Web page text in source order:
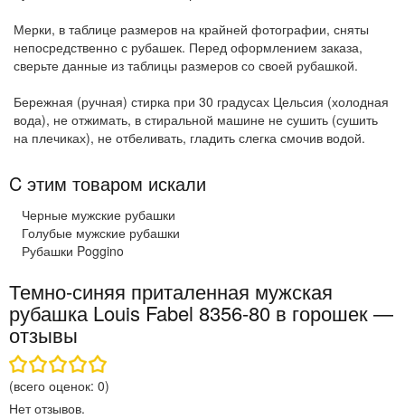
Мерки, в таблице размеров на крайней фотографии, сняты
непосредственно с рубашек. Перед оформлением заказа,
сверьте данные из таблицы размеров со своей рубашкой.
Бережная (ручная) стирка при 30 градусах Цельсия (холодная
вода), не отжимать, в стиральной машине не сушить (сушить
на плечиках), не отбеливать, гладить слегка смочив водой.
C этим товаром искали
Черные мужские рубашки
Голубые мужские рубашки
Рубашки Poggino
Темно-синяя приталенная мужская
рубашка Louis Fabel 8356-80 в горошек —
отзывы
(всего оценок: 0)
Нет отзывов.